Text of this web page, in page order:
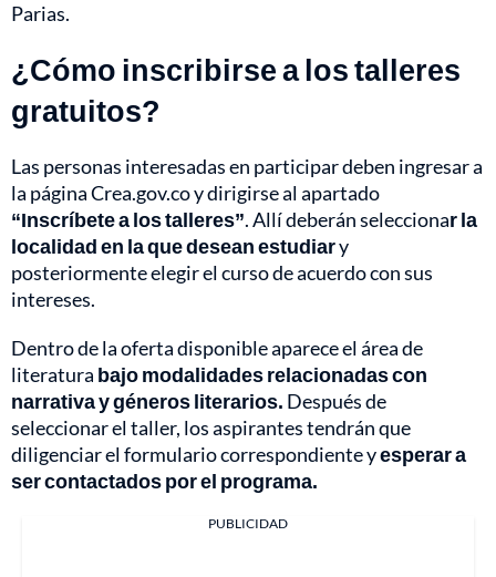
Parias.
¿Cómo inscribirse a los talleres
gratuitos?
Las personas interesadas en participar deben ingresar a
la página Crea.gov.co y dirigirse al apartado
“Inscríbete a los talleres”. Allí deberán seleccionar la
localidad en la que desean estudiary
posteriormente elegir el curso de acuerdo con sus
intereses.
Dentro de la oferta disponible aparece el área de
literatura bajo modalidades relacionadas con
narrativa y géneros literarios. Después de
seleccionar el taller, los aspirantes tendrán que
diligenciar el formulario correspondiente yesperar a
ser contactados por el programa.
PUBLICIDAD